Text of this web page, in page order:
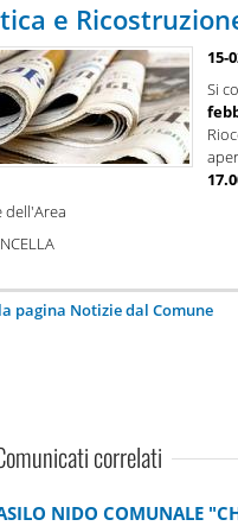
e
15-
Si
dell'Area
pagina Notizie dal Comune
correlati
NIDO COMUNALE